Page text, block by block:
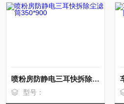
喷粉房防静电三耳快拆除尘滤筒350*900
型号：